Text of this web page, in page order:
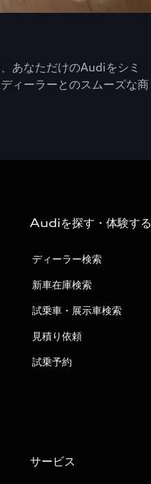
あなただけのAudiをシミ
ィーラーとのスムーズな商
Audiを探す・体験する
ディーラー検索
新車在庫検索
試乗車・展示車検索
見積り依頼
試乗予約
サービス